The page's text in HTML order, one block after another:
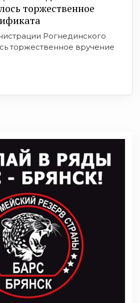
торжественное
Рогнединского
торжественное вручение